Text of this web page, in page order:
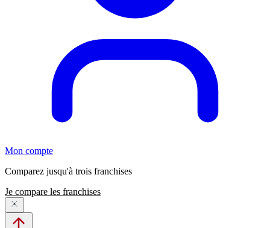
Mon compte
Comparez jusqu'à trois franchises
Je compare les franchises